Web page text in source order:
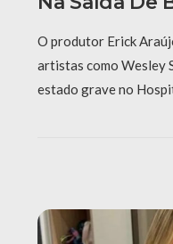
O produtor Erick
artistas como Wesley
estado grave no